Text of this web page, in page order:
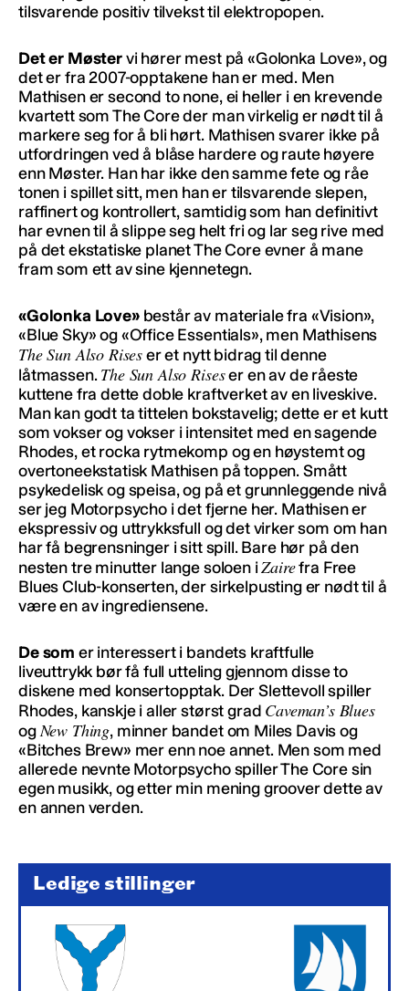
tilsvarende positiv tilvekst til elektropopen.
Det er Møstervi hører mest på «Golonka Love», og
det er fra 2007-opptakene han er med. Men
Mathisen er second to none, ei heller i en krevende
kvartett som The Core der man virkelig er nødt til å
markere seg for å bli hørt. Mathisen svarer ikke på
utfordringen ved å blåse hardere og raute høyere
enn Møster. Han har ikke den samme fete og råe
tonen i spillet sitt, men han er tilsvarende slepen,
raffinert og kontrollert, samtidig som han definitivt
har evnen til å slippe seg helt fri og lar seg rive med
på det ekstatiske planet The Core evner å mane
fram som ett av sine kjennetegn.
«Golonka Love»består av materiale fra «Vision»,
«Blue Sky» og «Office Essentials», men Mathisens
The Sun Also Riseser et nytt bidrag til denne
låtmassen.The Sun Also Riseser en av de råeste
kuttene fra dette doble kraftverket av en liveskive.
Man kan godt ta tittelen bokstavelig; dette er et kutt
som vokser og vokser i intensitet med en sagende
Rhodes, et rocka rytmekomp og en høystemt og
overtoneekstatisk Mathisen på toppen. Smått
psykedelisk og speisa, og på et grunnleggende nivå
ser jeg Motorpsycho i det fjerne her. Mathisen er
ekspressiv og uttrykksfull og det virker som om han
har få begrensninger i sitt spill. Bare hør på den
nesten tre minutter lange soloen iZairefra Free
Blues Club-konserten, der sirkelpusting er nødt til å
være en av ingrediensene.
De som er interessert i bandets kraftfulle
liveuttrykk bør få full utteling gjennom disse to
diskene med konsertopptak. Der Slettevoll spiller
Rhodes, kanskje i aller størst grad Caveman’s Blues
ogNew Thing, minner bandet om Miles Davis og
«Bitches Brew» mer enn noe annet. Men som med
allerede nevnte Motorpsycho spiller The Core sin
egen musikk, og etter min mening groover dette av
en annen verden.
Ledige stillinger